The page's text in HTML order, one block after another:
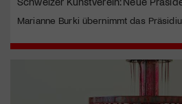
Marianne Burki übernimmt das